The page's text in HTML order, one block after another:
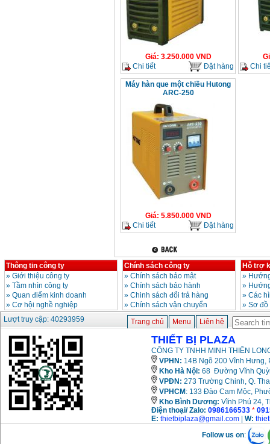
Giá: 3.250.000VND
Chi tiết
Đặt hàng
Chi
Máy hàn que một chiều Hutong
ARC-250
Giá: 5.850.000VND
Chi tiết
Đặt hàng
Thông tin công ty
» Giới thiệu công ty
» Tầm nhìn công ty
» Quan điểm kinh doanh
» Cơ hội nghề nghiệp
Chính sách công ty
» Chính sách bảo mật
» Chính sách bảo hành
» Chinh sách đổi trả hàng
» Chính sách vận chuyển
Hỗ trợ
»
»
» Các
» Sơ
Lượt truy cập: 40293959
Trang chủ Menu Liên hệ
THIẾT BỊ PLAZA
CÔNG TY TNHH MINH THIÊN
VPHN: 14B Ngõ 200 Vĩnh Hưng,
Kho Hà Nội: 68 Đường Vĩnh
VPĐN: 273 Trường Chinh, Q.
VPHCM : 133 Đào Cam Mộc,
Kho Bình Dương: Vĩnh Phú 24,
Điện thoại/ Zalo: 0986166533 *
E: thietbiplaza@gmail.com W:
Follow us on: